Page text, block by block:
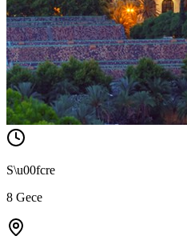
S\u00fcre
8 Gece